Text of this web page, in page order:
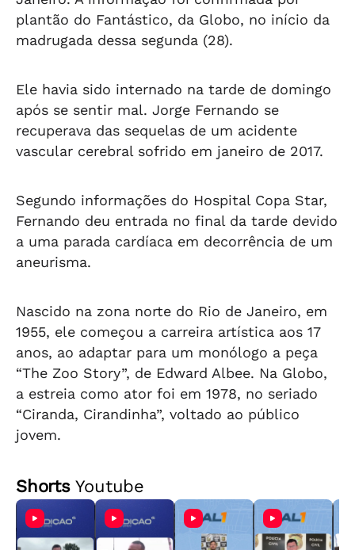
plantão do Fantástico, da Globo, no início da
madrugada dessa segunda (28).
Ele havia sido internado na tarde de domingo
após se sentir mal. Jorge Fernando se
recuperava das sequelas de um acidente
vascular cerebral sofrido em janeiro de 2017.
Segundo informações do Hospital Copa Star,
Fernando deu entrada no final da tarde devido
a uma parada cardíaca em decorrência de um
aneurisma.
Nascido na zona norte do Rio de Janeiro, em
1955, ele começou a carreira artística aos 17
anos, ao adaptar para um monólogo a peça
“The Zoo Story”, de Edward Albee. Na Globo,
a estreia como ator foi em 1978, no seriado
“Ciranda, Cirandinha”, voltado ao público
jovem.
ShortsYoutube